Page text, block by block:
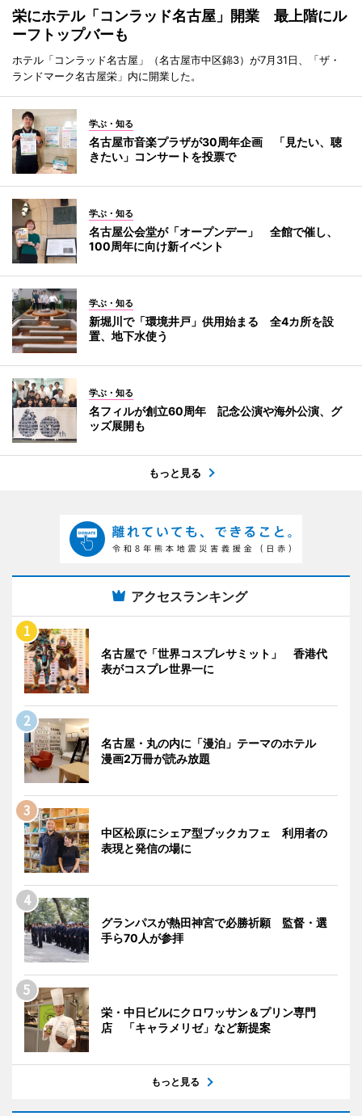
栄にホテル「コンラッド名古屋」開業 最上階にル
ーフトップバーも
ホテル「コンラッド名古屋」（名古屋市中区錦3）が7月31日、「ザ・
ランドマーク名古屋栄」内に開業した。
学ぶ・知る
名古屋市音楽プラザが30周年企画 「見たい、聴
きたい」コンサートを投票で
学ぶ・知る
名古屋公会堂が「オープンデー」 全館で催し、
100周年に向け新イベント
学ぶ・知る
新堀川で「環境井戸」供用始まる 全4カ所を設
置、地下水使う
学ぶ・知る
名フィルが創立60周年 記念公演や海外公演、グ
ッズ展開も
もっと見る
アクセスランキング
名古屋で「世界コスプレサミット」 香港代
表がコスプレ世界一に
名古屋・丸の内に「漫泊」テーマのホテル
漫画2万冊が読み放題
中区松原にシェア型ブックカフェ 利用者の
表現と発信の場に
グランパスが熱田神宮で必勝祈願 監督・選
手ら70人が参拝
栄・中日ビルにクロワッサン＆プリン専門
店 「キャラメリゼ」など新提案
もっと見る